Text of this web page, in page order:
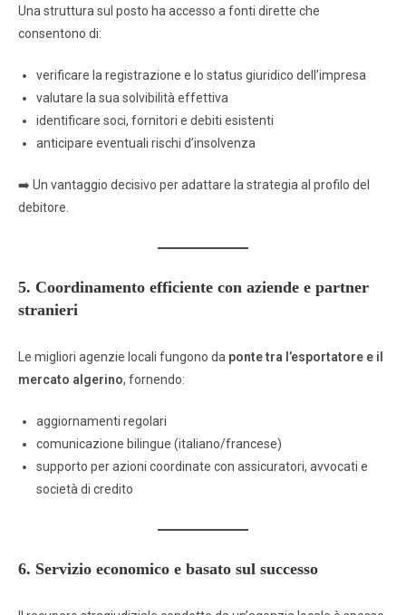
Una struttura sul posto ha accesso a fonti dirette che
consentono di:
verificare la registrazione e lo status giuridico dell’impresa
valutare la sua solvibilità effettiva
identificare soci, fornitori e debiti esistenti
anticipare eventuali rischi d’insolvenza
➡️ Un vantaggio decisivo per adattare la strategia al profilo del
debitore.
5. Coordinamento efficiente con aziende e partner
stranieri
Le migliori agenzie locali fungono da ponte tra l’esportatore e il
mercato algerino, fornendo:
aggiornamenti regolari
comunicazione bilingue (italiano/francese)
supporto per azioni coordinate con assicuratori, avvocati e
società di credito
6. Servizio economico e basato sul successo